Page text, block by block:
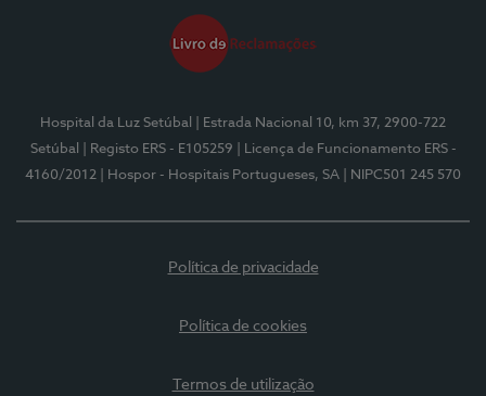
Hospital da Luz Setúbal
| Estrada Nacional 10, km 37, 2900-722
Setúbal
| Registo ERS - E105259
| Licença de Funcionamento ERS -
4160/2012
| Hospor - Hospitais Portugueses, SA | NIPC501 245 570
Política de privacidade
Política de cookies
Termos de utilização